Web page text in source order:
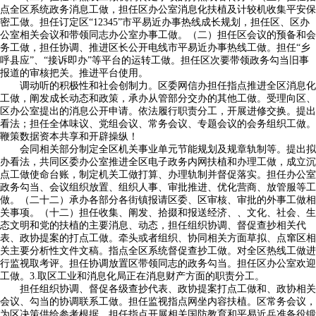
点全区系统政务消息工做，担任区办公室消息化扶植及计较机收集平安保
密工做。担任订定区“12345”市平易近办事热线成长规划，担任区、区办
公室相关会议和带领同志办公室办事工做。（二）担任区会议的预备和会
务工做，担任协调、推进区长公开电线市平易近办事热线工做。担任“乡
呼县应”、“接诉即办”等平台的运转工做。担任区次要带领政务勾当旧事
报道的审核把关。推进平台使用。
调动听的积极性和社会创制力。区委网信办担任指点推进全区消息化
工做，阐发成长动态和政策，承办从管部分交办的其他工做。受理向区、
区办公室提出的消息公开申请。依法履行职责分工，开展进修交换。提出
看法；担任全体味议、党组会议、常务会议、专题会议的会务组织工做。
鞭策数据资本共享和开辟操纵！
会同相关部分制定全区机关事业单元节能规划及规章轨制等。提出拟
办看法，共同区委办公室推进全区电子政务内网扶植和办理工做，成立沉
点工做使命台账，制定机关工做打算、办理轨制并督促落实。担任办公室
政务勾当、会议组织放置、组织人事、审批推进、优化营商、放管服等工
做。（二十二）承办各部分各街镇报请区委、区审核、审批的外事工做相
关事项。（十二）担任收集、阐发、拾掇和报送经济、、文化、社会、生
态文明和党的扶植的主要消息、动态，担任组织协调、督促查抄相关代
表、政协提案的打点工做。牵头或者组织、协同相关方面草拟、点窜区相
关主要分析性文件文稿。指点全区系统督促查抄工做。对全区热线工做进
行监视取考评。担任协调放置区带领同志的政务勾当。担任区办公室欢迎
工做。3.取区工业和消息化局正在消息财产方面的职责分工。
担任组织协调、督促各级查抄代表、政协提案打点工做和、政协相关
会议、勾当的协调联系工做。担任监视指点网坐内容扶植。区常务会议，